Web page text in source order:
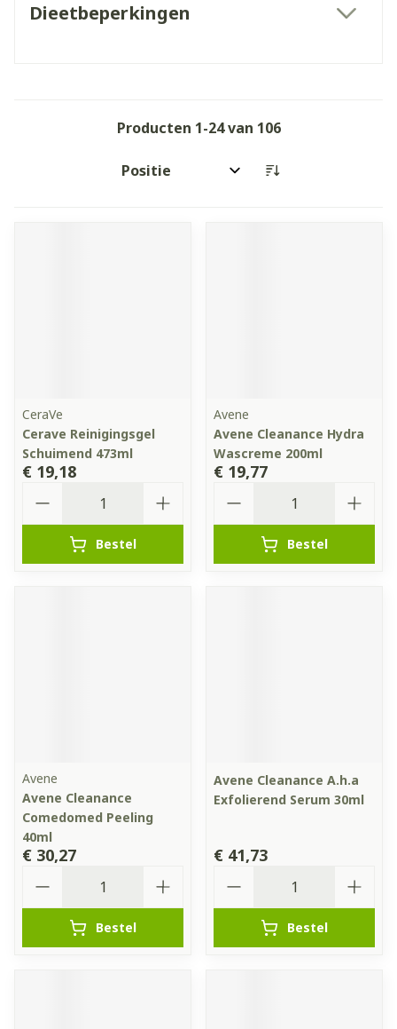
Dieetbeperkingen
Producten 1-24van 106
Sorteer op:
CeraVe
Cerave Reinigingsgel
Schuimend 473ml
€ 19,18
Bestel
Avene
Avene Cleanance Hydra
Wascreme 200ml
€ 19,77
Bestel
Avene
Avene Cleanance
Comedomed Peeling
40ml
€ 30,27
Bestel
Avene Cleanance A.h.a
Exfolierend Serum 30ml
€ 41,73
Bestel